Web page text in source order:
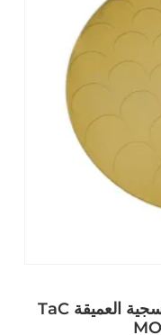
TaC المغلفة للأشعة فوق البنفسجية العميقة LED